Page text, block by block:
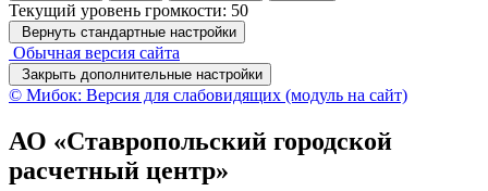
Текущий уровень громкости: 50
Вернуть стандартные настройки
Обычная версия сайта
Закрыть дополнительные настройки
© Мибок: Версия для слабовидящих (модуль на сайт)
АО «Ставропольский городской
расчетный центр»